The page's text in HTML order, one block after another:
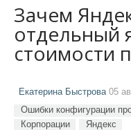
Зачем
отдельный
стоимости
Екатерина Быстрова 05
Ошибки конфигурации
Корпорации
Яндекс